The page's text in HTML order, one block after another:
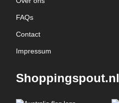
FAQs
Contact
Impressum
Shoppingspout.nl